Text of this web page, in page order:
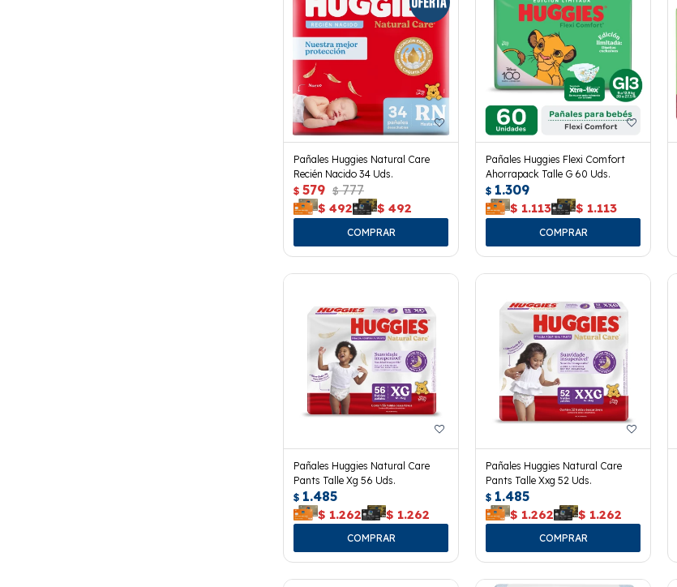
Pañales Huggies Natural Care
Recién Nacido 34 Uds.
$ 579 $ 777
$ 492 $ 492
Pañales Huggies Flexi Comfort
Ahorrapack Talle G 60 Uds.
$ 1.309
$ 1.113 $ 1.113
Pañales Huggies Natural Care
Pants Talle Xg 56 Uds.
$ 1.485
$ 1.262 $ 1.262
Pañales Huggies Natural Care
Pants Talle Xxg 52 Uds.
$ 1.485
$ 1.262 $ 1.262